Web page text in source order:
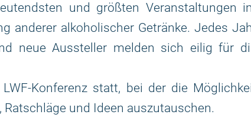
und größten Veranstaltungen
anderer alkoholischer Getränke. Jedes
neue Aussteller melden sich eilig für
Konferenz statt, bei der die
und Ideen auszutauschen.